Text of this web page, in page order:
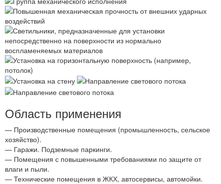
Область применения
— Производственные помещения (промышленность, сельское
хозяйство).
— Гаражи. Подземные паркинги.
— Помещения с повышенными требованиями по защите от
влаги и пыли.
— Технические помещения в ЖКХ, автосервисы, автомойки.